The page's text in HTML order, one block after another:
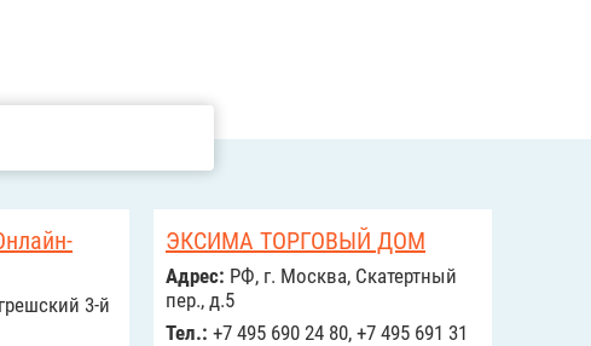
3-й
ЭКСИМА ТОРГОВЫЙ ДОМ
Адрес: РФ, г. Москва, Скатертный
пер., д.5
Тел.: +7 495 690 24 80, +7 495 691 31